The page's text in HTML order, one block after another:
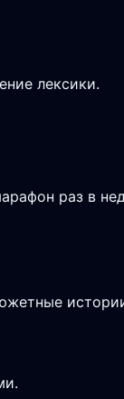
лексики.
раз в